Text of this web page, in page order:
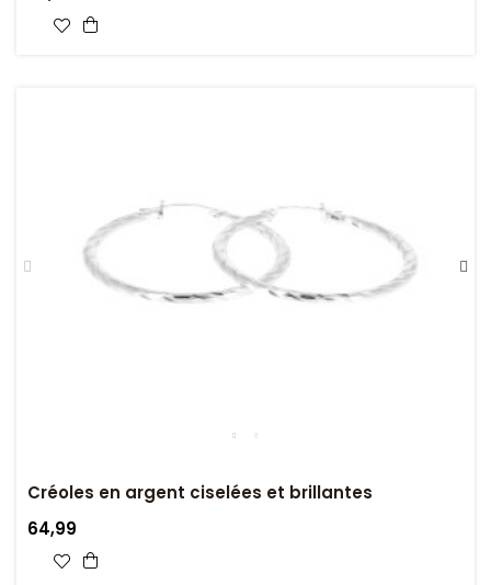
Créoles en argent ciselées et brillantes
64,99